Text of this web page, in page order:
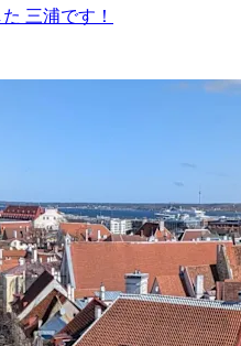
三浦です！